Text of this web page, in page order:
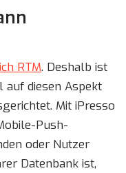
RTM. Deshalb ist
auf diesen Aspekt
Mit iPresso
Push-
oder Nutzer
Datenbank ist,